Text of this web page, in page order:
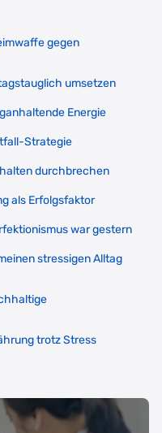
gegen
umsetzen
Energie
Strategie
durchbrechen
als Erfolgsfaktor
war gestern
stressigen Alltag
trotz Stress